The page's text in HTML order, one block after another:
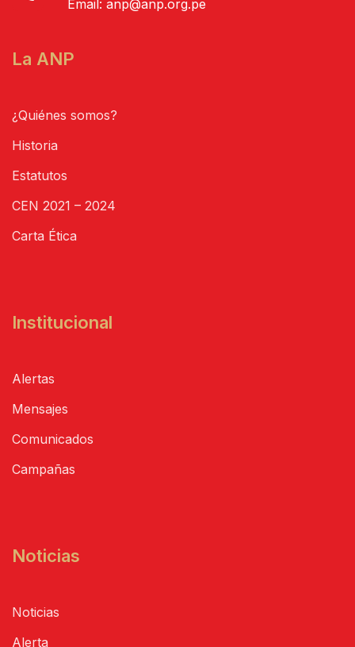
Email: anp@anp.org.pe
La ANP
¿Quiénes somos?
Historia
Estatutos
CEN 2021 – 2024
Carta Ética
Institucional
Alertas
Mensajes
Comunicados
Campañas
Noticias
Noticias
Alerta